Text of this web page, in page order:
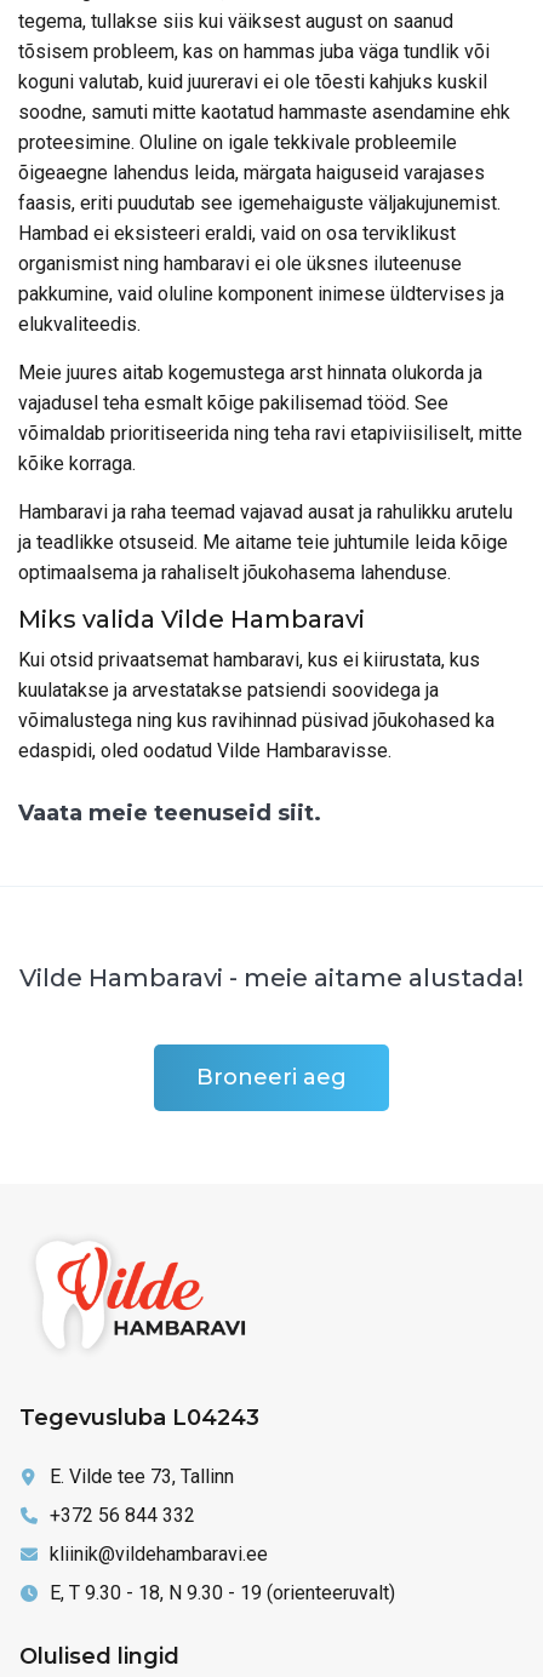
tegema, tullakse siis kui väiksest august on saanud
tõsisem probleem, kas on hammas juba väga tundlik või
koguni valutab, kuid juureravi ei ole tõesti kahjuks kuskil
soodne, samuti mitte kaotatud hammaste asendamine ehk
proteesimine. Oluline on igale tekkivale probleemile
õigeaegne lahendus leida, märgata haiguseid varajases
faasis, eriti puudutab see igemehaiguste väljakujunemist.
Hambad ei eksisteeri eraldi, vaid on osa terviklikust
organismist ning hambaravi ei ole üksnes iluteenuse
pakkumine, vaid oluline komponent inimese üldtervises ja
elukvaliteedis.
Meie juures aitab kogemustega arst hinnata olukorda ja
vajadusel teha esmalt kõige pakilisemad tööd. See
võimaldab prioritiseerida ning teha ravi etapiviisiliselt, mitte
kõike korraga.
Hambaravi ja raha teemad vajavad ausat ja rahulikku arutelu
ja teadlikke otsuseid. Me aitame teie juhtumile leida kõige
optimaalsema ja rahaliselt jõukohasema lahenduse.
Miks valida Vilde Hambaravi
Kui otsid privaatsemat hambaravi, kus ei kiirustata, kus
kuulatakse ja arvestatakse patsiendi soovidega ja
võimalustega ning kus ravihinnad püsivad jõukohased ka
edaspidi, oled oodatud Vilde Hambaravisse.
Vaata meie teenuseid siit.
Vilde Hambaravi - meie aitame alustada!
Broneeri aeg
Tegevusluba L04243
E. Vilde tee 73, Tallinn
+372 56 844 332
kliinik@vildehambaravi.ee
E, T 9.30 - 18, N 9.30 - 19 (orienteeruvalt)
Olulised lingid